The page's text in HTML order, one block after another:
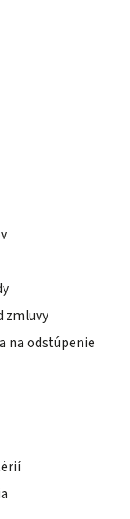
zmluvy
na odstúpenie